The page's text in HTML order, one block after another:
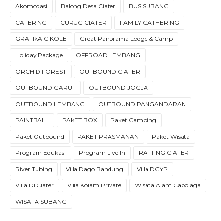
Akomodasi Balong Desa Ciater BUS SUBANG
CATERING CURUG CIATER FAMILY GATHERING
GRAFIKA CIKOLE Great Panorama Lodge & Camp
Holiday Package OFFROAD LEMBANG
ORCHID FOREST OUTBOUND CIATER
OUTBOUND GARUT OUTBOUND JOGJA
OUTBOUND LEMBANG OUTBOUND PANGANDARAN
PAINTBALL PAKET BOX Paket Camping
Paket Outbound PAKET PRASMANAN Paket Wisata
Program Edukasi Program Live In RAFTING CIATER
River Tubing Villa Dago Bandung Villa DGYP
Villa Di Ciater Villa Kolam Private Wisata Alam Capolaga
WISATA SUBANG